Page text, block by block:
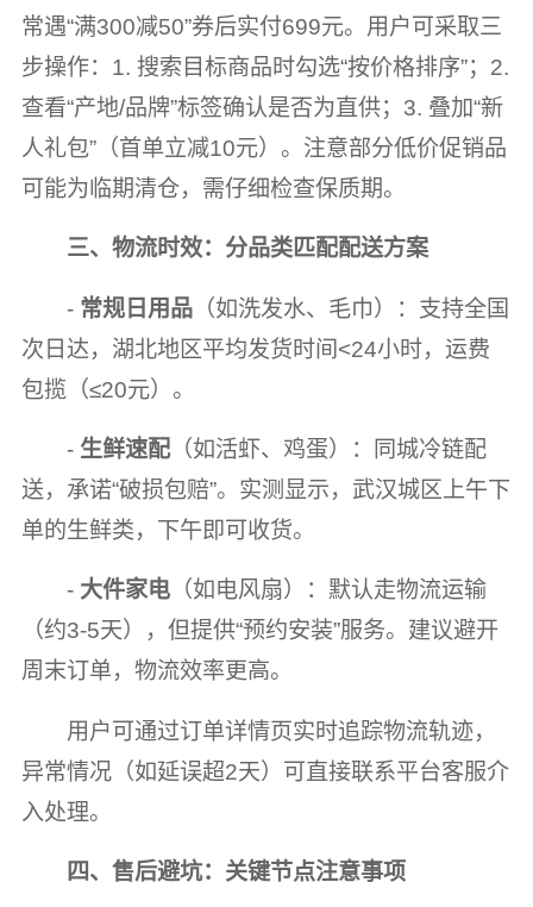
常遇“满300减50”券后实付699元。用户可采取三
步操作：1. 搜索目标商品时勾选“按价格排序”；2.
查看“产地/品牌”标签确认是否为直供；3. 叠加“新
人礼包”（首单立减10元）。注意部分低价促销品
可能为临期清仓，需仔细检查保质期。
三、物流时效：分品类匹配配送方案
- 常规日用品 （如洗发水、毛巾）：支持全国
次日达，湖北地区平均发货时间<24小时，运费
包揽（≤20元）。
- 生鲜速配（如活虾、鸡蛋）：同城冷链配
送，承诺“破损包赔”。实测显示，武汉城区上午下
单的生鲜类，下午即可收货。
- 大件家电 （如电风扇）：默认走物流运输
（约3-5天），但提供“预约安装”服务。建议避开
周末订单，物流效率更高。
用户可通过订单详情页实时追踪物流轨迹，
异常情况（如延误超2天）可直接联系平台客服介
入处理。
四、售后避坑：关键节点注意事项